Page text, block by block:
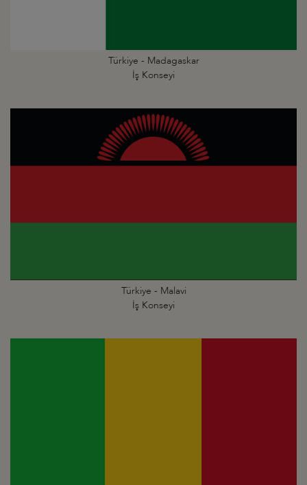
Türkiye - Madagaskar
İş Konseyi
Türkiye - Malavi
İş Konseyi